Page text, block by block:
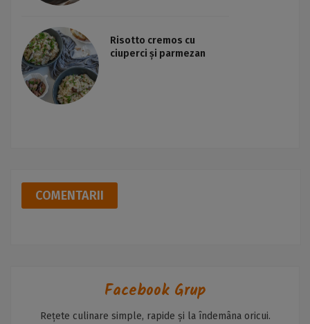
Risotto cremos cu
ciuperci și parmezan
COMENTARII
Facebook Grup
Rețete culinare simple, rapide și la îndemâna oricui.